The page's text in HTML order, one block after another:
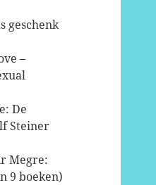
geschenk
–
De
Steiner
Megre:
9 boeken)